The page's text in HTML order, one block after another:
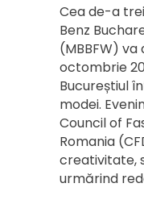
Cea de-a
Benz
(MBBFW) va
octombrie
Bucureștiul
modei.
Council of
Romania
creativitate,
urmărind